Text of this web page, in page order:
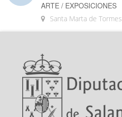
ARTE / EXPOSICIONES
Santa Marta de Tormes